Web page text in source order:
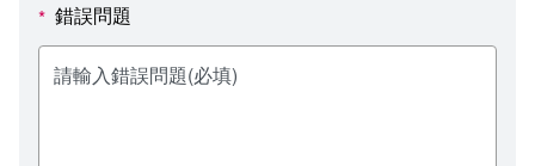
教學媒體處
電算中心
意見信箱
各單位意見信箱
影音資訊
* 錯誤問題